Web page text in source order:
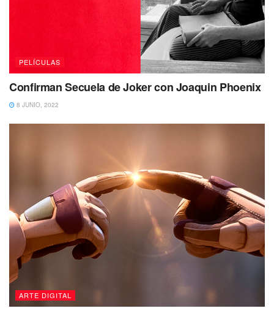
PELÍCULAS
Confirman Secuela de Joker con Joaquin Phoenix
8 JUNIO, 2022
ARTE DIGITAL